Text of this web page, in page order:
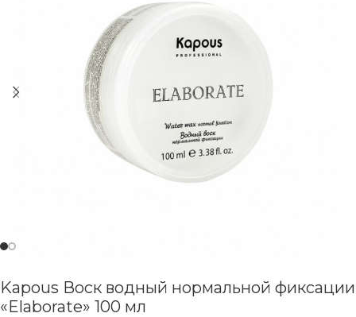
Kapous Воск водный нормальной фиксации
«Elaborate» 100 мл